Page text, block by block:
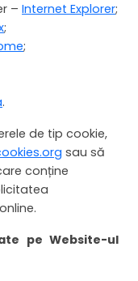
– Internet Explorer;
;
;
.
de tip cookie,
sau să
conține
pe Website-ul